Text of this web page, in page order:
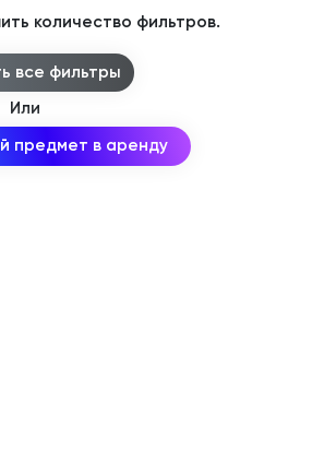
количество фильтров.
все фильтры
Или
предмет в аренду